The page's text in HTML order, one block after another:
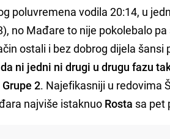
poluvremena vodila 20:14, u
no Mađare to nije pokolebalo
ostali i bez dobrog dijela
ni jedni ni drugi u drugu fazu
2. Najefikasniji u redovima
najviše istaknuo Rosta sa pet